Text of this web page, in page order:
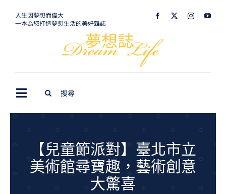
人生因夢想而偉大
一本為您打造夢想生活的美好雜誌
Toggle
Navigation
生活美學
室內設計
【兒童節派對】臺北市立
美術館尋寶趣，藝術創意
大驚喜